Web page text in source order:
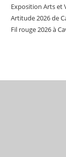
Exposition Arts et
Artitude 2026 de
Fil rouge 2026 à